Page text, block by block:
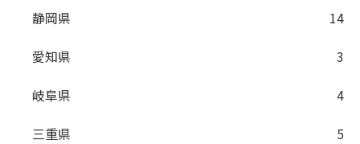
静岡県
14
愛知県
3
岐阜県
4
三重県
5